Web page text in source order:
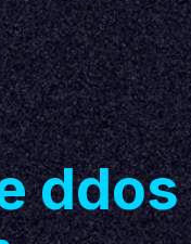
ddos